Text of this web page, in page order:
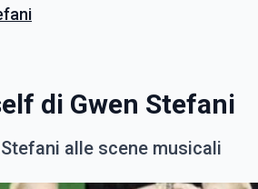
di Gwen Stefani
alle scene musicali